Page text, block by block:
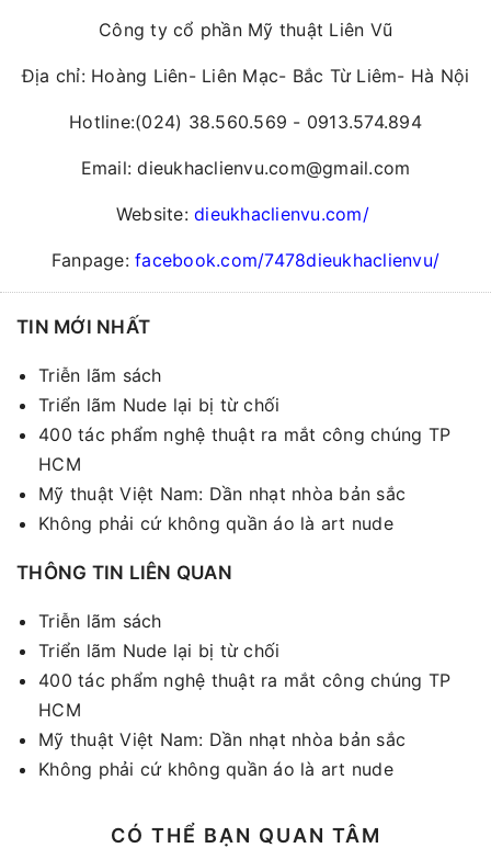
Công ty cổ phần Mỹ thuật Liên Vũ
Địa chỉ: Hoàng Liên- Liên Mạc- Bắc Từ Liêm- Hà Nội
Hotline:(024) 38.560.569 - 0913.574.894
Email: dieukhaclienvu.com@gmail.com
Website:dieukhaclienvu.com/
Fanpage:facebook.com/7478dieukhaclienvu/
TIN MỚI NHẤT
Triễn lãm sách
Triển lãm Nude lại bị từ chối
400 tác phẩm nghệ thuật ra mắt công chúng TP
HCM
Mỹ thuật Việt Nam: Dần nhạt nhòa bản sắc
Không phải cứ không quần áo là art nude
THÔNG TIN LIÊN QUAN
Triễn lãm sách
Triển lãm Nude lại bị từ chối
400 tác phẩm nghệ thuật ra mắt công chúng TP
HCM
Mỹ thuật Việt Nam: Dần nhạt nhòa bản sắc
Không phải cứ không quần áo là art nude
CÓ THỂ BẠN QUAN TÂM